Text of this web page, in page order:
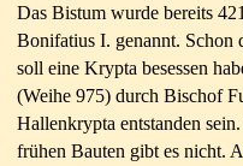
Das Bistum wurde bereits
Bonifatius I. genannt. Schon
soll eine Krypta besessen
(Weihe 975) durch Bischof
Hallenkrypta entstanden
frühen Bauten gibt es nicht.